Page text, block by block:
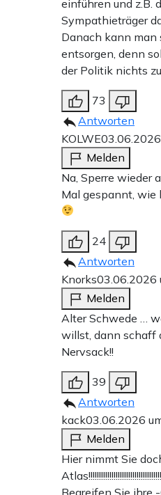
einführen und z.B.
Sympathieträger
Danach kann
entsorgen, denn
der Politik nichts
73
Antworten
KOLWE
Melden
Na, Sperre wieder
Mal gespannt, wie
24
Antworten
Knorks03.06.2026
Melden
Alter Schwede …
willst, dann schaff
Nervsack!!
39
Antworten
kack03.06.2026
Melden
Hier nimmt Sie
Begreifen Sie ihre